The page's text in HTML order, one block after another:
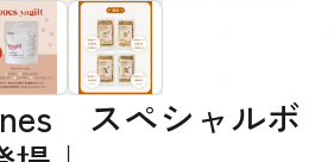
スペシャルボ